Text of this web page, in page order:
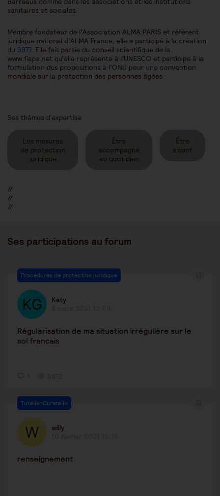
sanitaires et sociales.
Membre fondateur de l’Association ALMA PARIS et référent
juridique national d’ALMA France, elle a participé à la création
du 3977. Elle fait partie du conseil scientifique de la
www.fiapa.net qu’elle représente à l’UNESCO et participe à la
formulation des propositions à l’ONU pour une convention
mondiale sur la protection des personnes âgées.
Ses thèmes d'expertise
Les mesures
de protection
juridique
Être
accompagné
au quotidien
Être
aidant
//
//
//
Ses participations au forum
Procédures de protection juridique
Katy
Régularisation de ma situation irrégulière sur le
sol francais
Tutelle-Curatelle
willy
renseignement